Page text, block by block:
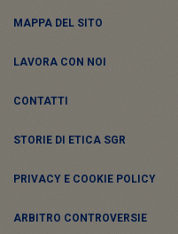
MAPPA DEL SITO
LAVORA CON NOI
CONTATTI
STORIE DI ETICA SGR
PRIVACY E COOKIE POLICY
ARBITRO CONTROVERSIE